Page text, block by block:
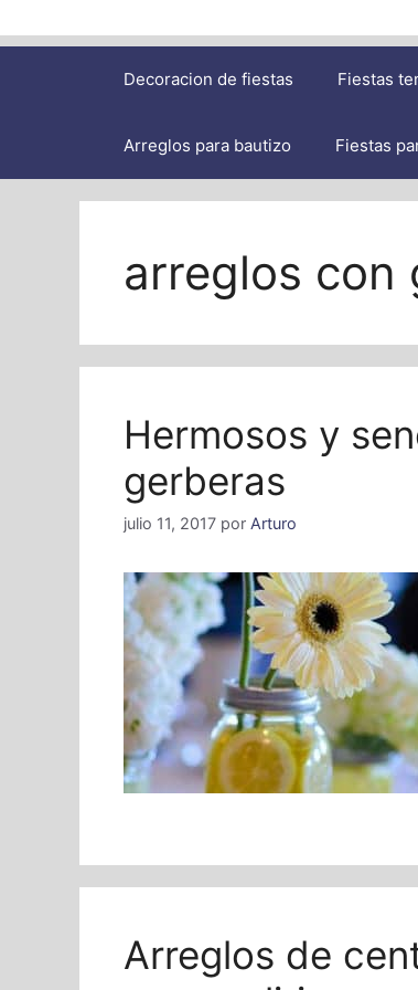
Decoracion de fiestas Fiestas
Arreglos para bautizo Fiestas
arreglos con
Hermosos y
gerberas
julio 11, 2017 por Arturo
Arreglos de